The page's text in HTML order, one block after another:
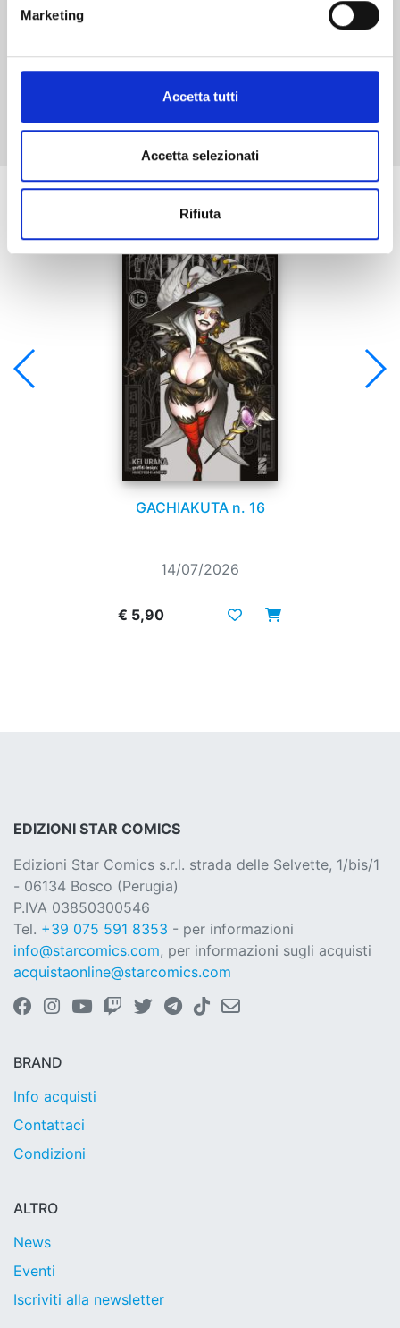
Marketing
Accetta tutti
Accetta selezionati
Rifiuta
Mostra tutto
Se ti è piaciuto prova anche:
GACHIAKUTA n. 16
14/07/2026
€ 5,90
EDIZIONI STAR COMICS
Edizioni Star Comics s.r.l. strada delle Selvette, 1/bis/1
- 06134 Bosco (Perugia)
P.IVA 03850300546
Tel. +39 075 591 8353 - per informazioni
info@starcomics.com, per informazioni sugli acquisti
acquistaonline@starcomics.com
BRAND
Info acquisti
Contattaci
Condizioni
ALTRO
News
Eventi
Iscriviti alla newsletter